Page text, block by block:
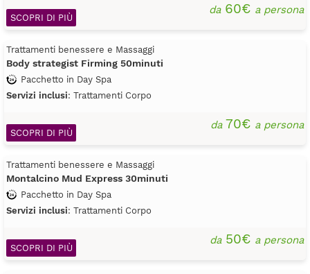
da60€ a persona
SCOPRI DI PIÙ
Trattamenti benessere e Massaggi
Body strategist Firming 50minuti
Pacchetto in Day Spa
Servizi inclusi: Trattamenti Corpo
da70€ a persona
SCOPRI DI PIÙ
Trattamenti benessere e Massaggi
Montalcino Mud Express 30minuti
Pacchetto in Day Spa
Servizi inclusi: Trattamenti Corpo
da50€ a persona
SCOPRI DI PIÙ